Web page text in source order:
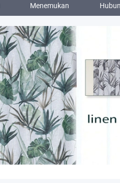
Menemukan